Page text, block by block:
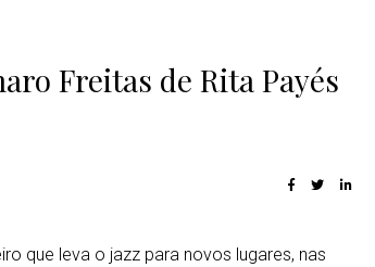
Freitas de Rita Payés
que leva o jazz para novos lugares, nas